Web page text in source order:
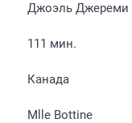
Джоэль Джереми
111 мин.
Канада
Mlle Bottine